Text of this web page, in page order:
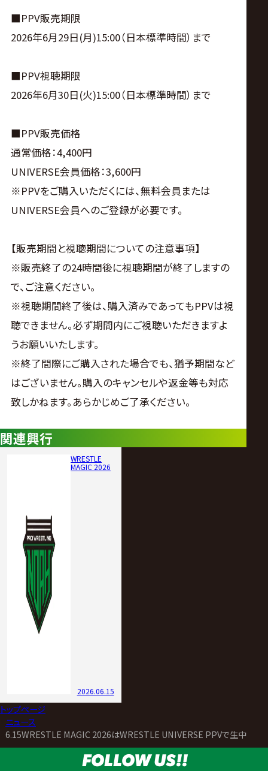
■PPV販売期限
2026年6月29日(月)15:00（日本標準時間）まで
■PPV視聴期限
2026年6月30日(火)15:00（日本標準時間）まで
■PPV販売価格
通常価格：4,400円
UNIVERSE会員価格：3,600円
※PPVをご購入いただくには、無料会員または
UNIVERSE会員へのご登録が必要です。
【販売期間と視聴期間についての注意事項】
※販売終了の24時間後に視聴期間が終了しますの
で、ご注意ください。
※視聴期間終了後は、購入済みであってもPPVは視
聴できません。必ず期間内にご視聴いただきますよ
うお願いいたします。
※終了間際にご購入された場合でも、猶予期間など
はございません。購入のキャンセルや返金等も対応
致しかねます。あらかじめご了承ください。
関連興行
WRESTLE
MAGIC 2026
2026.06.15
トップページ
ニュース
6.15WRESTLE MAGIC 2026はWRESTLE UNIVERSE PPVで生中継！
FOLLOW US!!